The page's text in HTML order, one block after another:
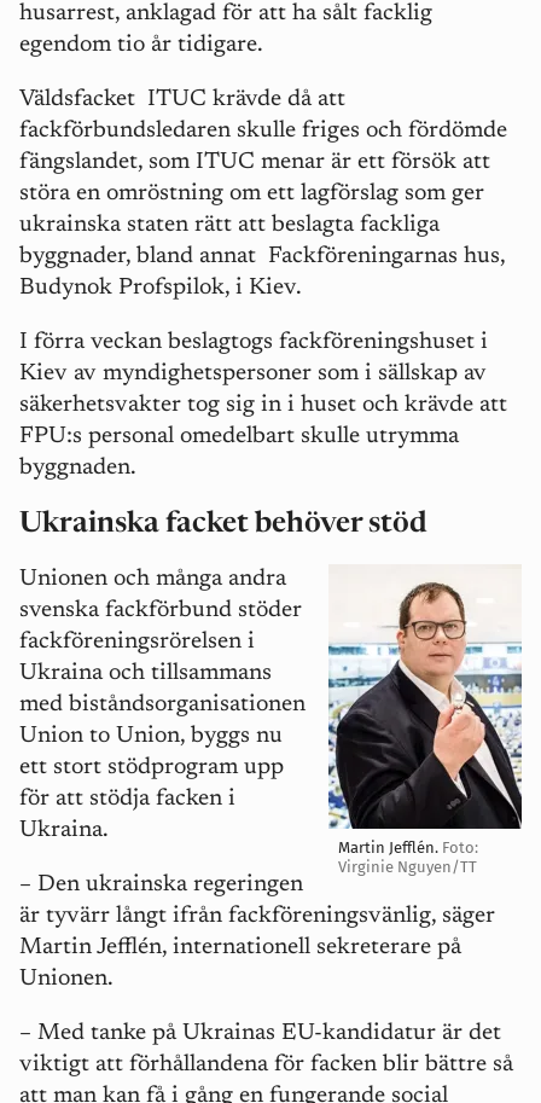
husarrest, anklagad för att ha sålt facklig
egendom tio år tidigare.
Väldsfacket ITUC krävde då att
fackförbundsledaren skulle friges och fördömde
fängslandet, som ITUC menar är ett försök att
störa en omröstning om ett lagförslag som ger
ukrainska staten rätt att beslagta fackliga
byggnader, bland annat Fackföreningarnas hus,
Budynok Profspilok, i Kiev.
I förra veckan beslagtogs fackföreningshuset i
Kiev av myndighetspersoner som i sällskap av
säkerhetsvakter tog sig in i huset och krävde att
FPU:s personal omedelbart skulle utrymma
byggnaden.
Ukrainska facket behöver stöd
Martin Jefflén. Foto:
Virginie Nguyen/TT
Unionen och många andra
svenska fackförbund stöder
fackföreningsrörelsen i
Ukraina och tillsammans
med biståndsorganisationen
Union to Union, byggs nu
ett stort stödprogram upp
för att stödja facken i
Ukraina.
– Den ukrainska regeringen
är tyvärr långt ifrån fackföreningsvänlig, säger
Martin Jefflén, internationell sekreterare på
Unionen.
– Med tanke på Ukrainas EU-kandidatur är det
viktigt att förhållandena för facken blir bättre så
att man kan få i gång en fungerande social